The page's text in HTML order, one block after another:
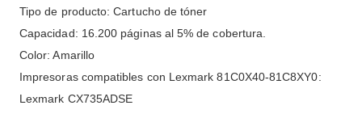
Tipo de producto: Cartucho de tóner
Capacidad: 16.200 páginas al 5% de cobertura.
Color: Amarillo
Impresoras compatibles con Lexmark 81C0X40-81C8XY0:
Lexmark CX735ADSE